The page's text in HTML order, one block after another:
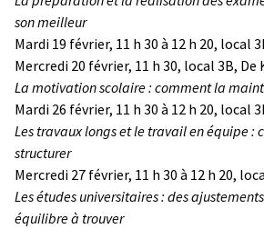
son meilleur
Mardi 19 février, 11 h 30 à 12 h 20, local
Mercredi 20 février, 11 h 30, local 3B, De
La motivation scolaire : comment la
Mardi 26 février, 11 h 30 à 12 h 20, local
Les travaux longs et le travail en équipe :
structurer
Mercredi 27 février, 11 h 30 à 12 h 20,
Les études universitaires : des
équilibre à trouver